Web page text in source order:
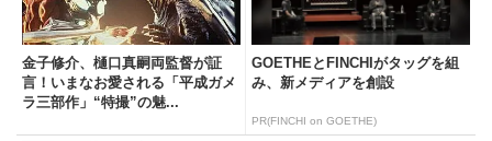
金子修介、樋口真嗣両監督が証
言！いまなお愛される「平成ガメ
ラ三部作」“特撮”の魅...
GOETHEとFINCHIがタッグを組
み、新メディアを創設
PR(FINCHI on GOETHE)